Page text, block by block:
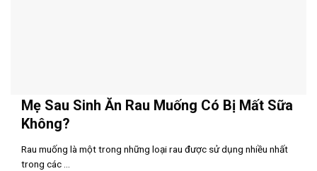
Mẹ Sau Sinh Ăn Rau Muống Có Bị Mất Sữa
Không?
Rau muống là một trong những loại rau được sử dụng nhiều nhất
trong các ...